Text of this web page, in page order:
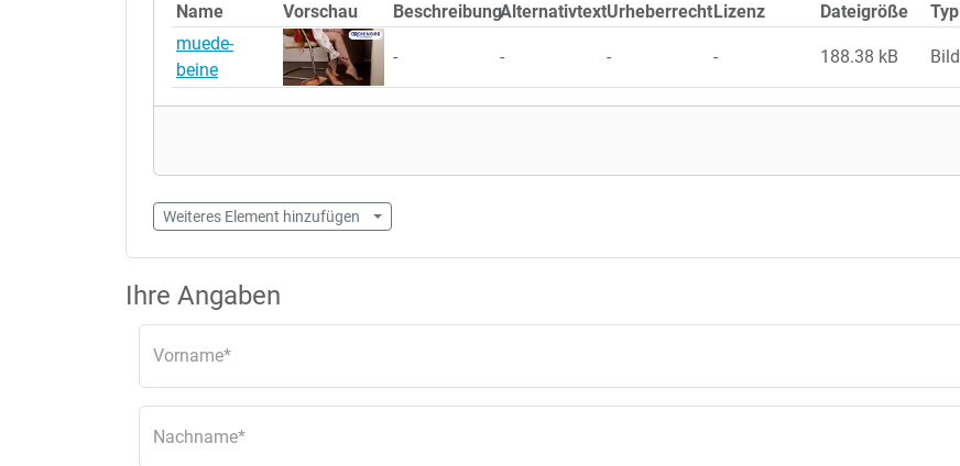
Name Vorschau BeschreibungAlternativtextUrheberrechtLizenz Dateigröße Typ
muede-
beine
- - - - 188.38 kB Bild
Weiteres Element hinzufügen
Ihre Angaben
Vorname
Nachname